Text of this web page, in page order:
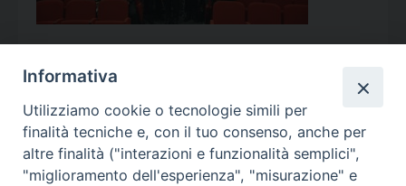
Calendario Appuntamenti
<< Ago 2026 >>
Informativa
Utilizziamo cookie o tecnologie simili per
finalità tecniche e, con il tuo consenso, anche per
altre finalità ("interazioni e funzionalità semplici",
"miglioramento dell'esperienza", "misurazione" e